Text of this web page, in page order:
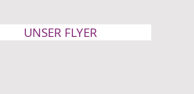
UNSER FLYER